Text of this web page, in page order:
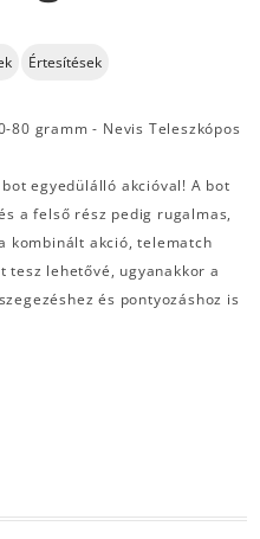
Értesítések
80 gramm - Nevis Teleszkópos
egyedülálló akcióval! A bot
a felső rész pedig rugalmas,
kombinált akció, telematch
tesz lehetővé, ugyanakkor a
és pontyozáshoz is